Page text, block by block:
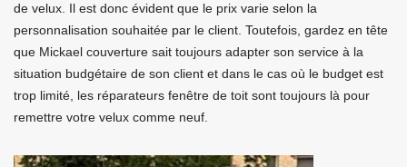
de velux. Il est donc évident que le prix varie selon la
personnalisation souhaitée par le client. Toutefois, gardez en tête
que Mickael couverture sait toujours adapter son service à la
situation budgétaire de son client et dans le cas où le budget est
trop limité, les réparateurs fenêtre de toit sont toujours là pour
remettre votre velux comme neuf.